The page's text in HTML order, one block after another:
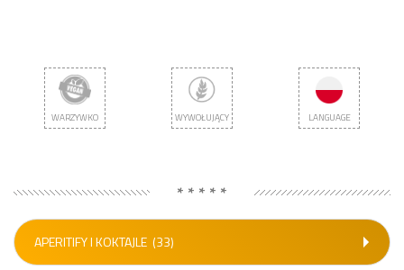
WARZYWKO
WYWOŁUJĄCY
LANGUAGE
* * * * *
APERITIFY I KOKTAJLE (33)